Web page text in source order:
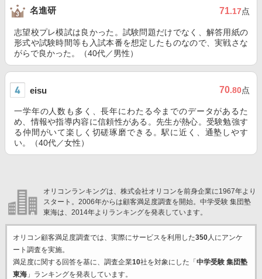
名進研 71.17点
志望校プレ模試は良かった。試験問題だけでなく、解答用紙の
形式や試験時間等も入試本番を想定したものなので、実戦さな
がらで良かった。（40代／男性）
eisu 70.80点
一学年の人数も多く、長年にわたる今までのデータがあるた
め、情報や指導内容に信頼性がある。先生が熱心。受験勉強す
る仲間がいて楽しく切磋琢磨できる。駅に近く、通塾しやす
い。（40代／女性）
オリコンランキングは、株式会社オリコンを前身企業に1967年より
スタート。2006年からは顧客満足度調査を開始。中学受験 集団塾
東海は、2014年よりランキングを発表しています。
オリコン顧客満足度調査では、実際にサービスを利用した350人にアンケ
ート調査を実施。
満足度に関する回答を基に、調査企業10社を対象にした「 中学受験 集団塾
東海」ランキングを発表しています。